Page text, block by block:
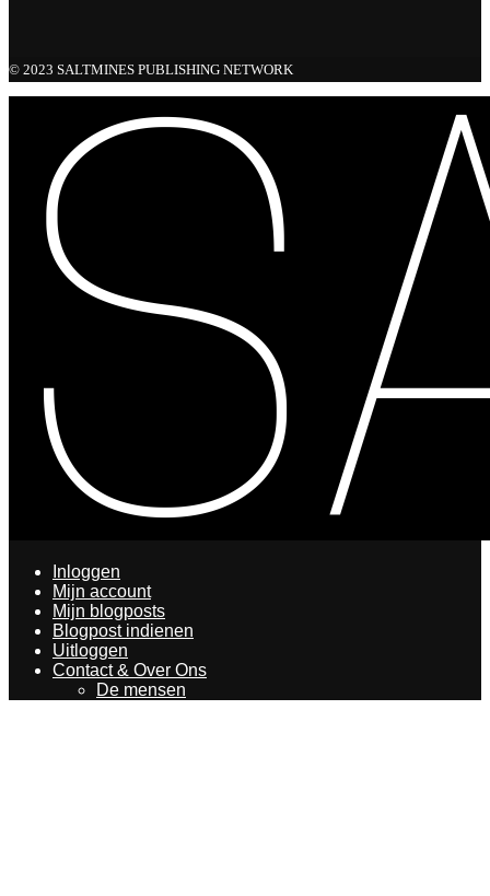
© 2023 SALTMINES PUBLISHING NETWORK
Inloggen
Mijn account
Mijn blogposts
Blogpost indienen
Uitloggen
Contact & Over Ons
De mensen